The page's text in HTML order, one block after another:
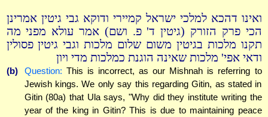
ואינו דהכא למלכי ישראל קמיירי ודוקא גבי גיטין אמרינן
הכי פרק הזורק (גיטין ד' פ. ושם) אמר עולא מפני מה
תקנו מלכות בגיטין משום שלום מלכות וגבי גיטין פסולין
ודאי אפי' מלכות שאינה הוגנת כמלכות מדי ויון
(b) Question: This is incorrect, as our Mishnah is referring to
Jewish kings. We only say this regarding Gitin, as stated in
Gitin (80a) that Ula says, "Why did they institute writing the
year of the king in Gitin? This is due to maintaining peace